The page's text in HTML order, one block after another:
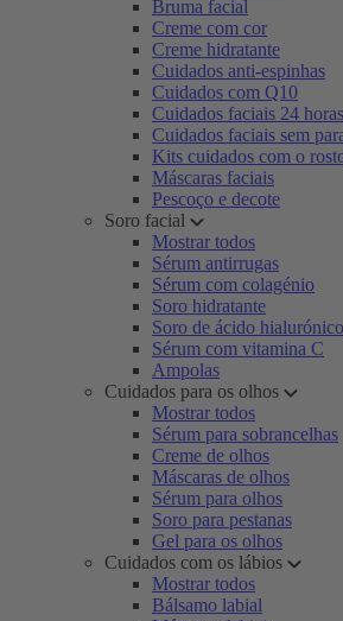
Bruma facial
Creme com cor
Creme hidratante
Cuidados anti-espinhas
Cuidados com Q10
Cuidados faciais 24 horas
Cuidados faciais sem
Kits cuidados com o
Máscaras faciais
Pescoço e decote
Soro facial
Mostrar todos
Sérum antirrugas
Sérum com colagénio
Soro hidratante
Soro de ácido hialurónico
Sérum com vitamina C
Ampolas
Cuidados para os olhos
Mostrar todos
Sérum para sobrancelhas
Creme de olhos
Máscaras de olhos
Sérum para olhos
Soro para pestanas
Gel para os olhos
Cuidados com os lábios
Mostrar todos
Bálsamo labial